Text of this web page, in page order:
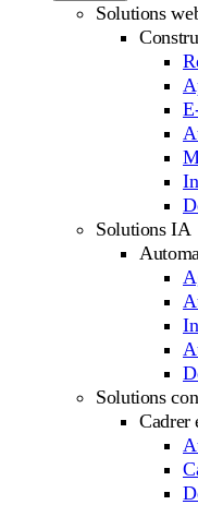
Solutions
Solutions IA
Solutions
Cadrer